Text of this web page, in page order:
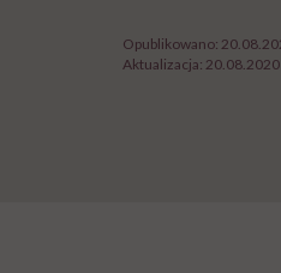
Opublikowano:
Aktualizacja: